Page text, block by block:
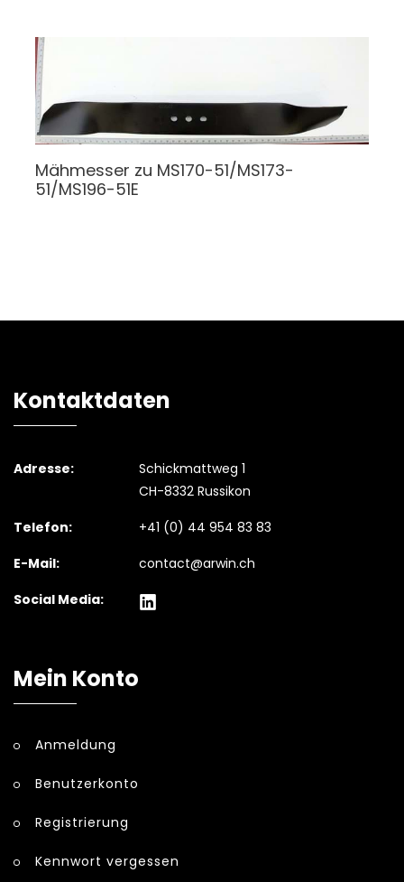
Mähmesser zu MS170-51/MS173-
51/MS196-51E
Kontaktdaten
Adresse:
Schickmattweg 1
CH-8332 Russikon
Telefon:
+41 (0) 44 954 83 83
E-Mail:
contact@arwin.ch
Social Media:
Mein Konto
Anmeldung
Benutzerkonto
Registrierung
Kennwort vergessen